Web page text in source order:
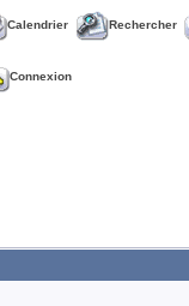
Calendrier Rechercher
Connexion